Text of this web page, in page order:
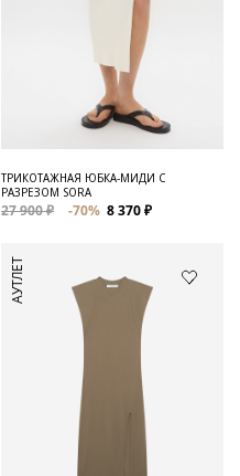
ТРИКОТАЖНАЯ ЮБКА-МИДИ С
РАЗРЕЗОМ SORA
27 900 ₽ -70% 8 370 ₽
АУТЛЕТ